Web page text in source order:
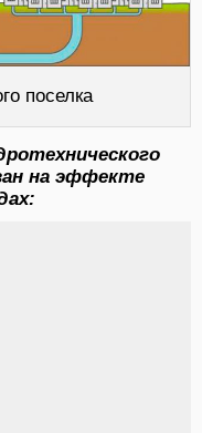
поселка
на эффекте